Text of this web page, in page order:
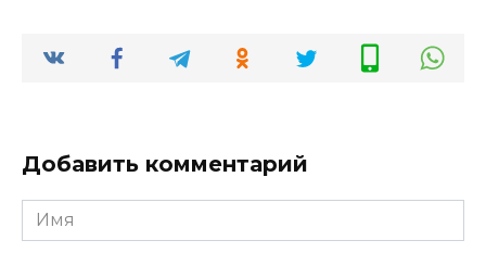
Добавить комментарий
Имя
*